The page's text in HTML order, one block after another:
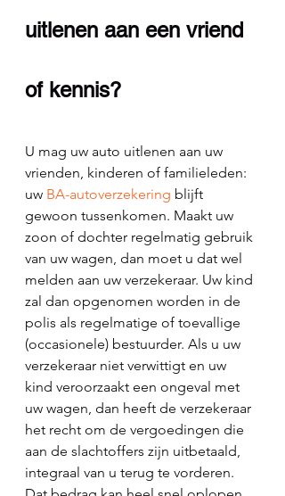
uitlenen aan een vriend
of kennis?
U mag uw auto uitlenen aan uw
vrienden, kinderen of familieleden:
uw BA-autoverzekering blijft
gewoon tussenkomen. Maakt uw
zoon of dochter regelmatig gebruik
van uw wagen, dan moet u dat wel
melden aan uw verzekeraar. Uw kind
zal dan opgenomen worden in de
polis als regelmatige of toevallige
(occasionele) bestuurder. Als u uw
verzekeraar niet verwittigt en uw
kind veroorzaakt een ongeval met
uw wagen, dan heeft de verzekeraar
het recht om de vergoedingen die
aan de slachtoffers zijn uitbetaald,
integraal van u terug te vorderen.